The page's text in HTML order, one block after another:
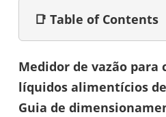
📑 Table of Contents
Medidor de vazão para
líquidos alimentícios
Guia de